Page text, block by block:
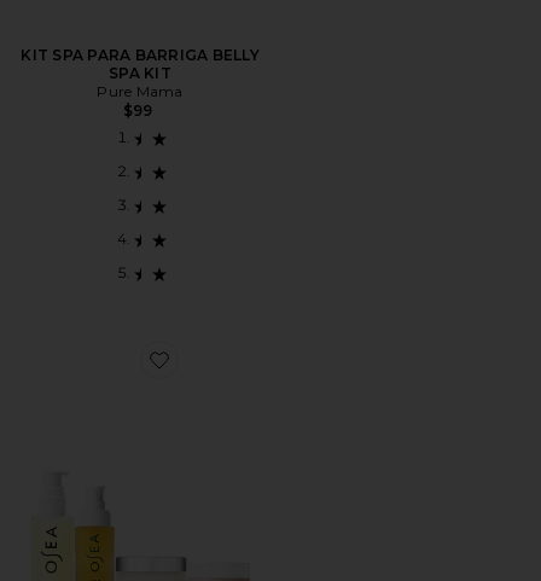
KIT SPA PARA BARRIGA BELLY
SPA KIT
Pure Mama
$99
Favorite KIT DE CUIDADOS COM O CORPO